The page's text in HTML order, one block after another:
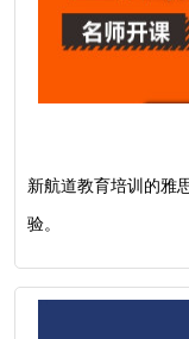
新航道教育培训的雅
验。